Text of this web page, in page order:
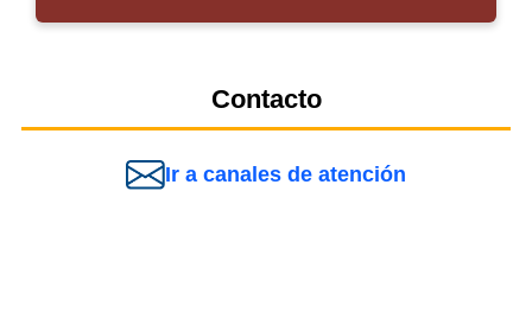
Contacto
Ir a canales de atención